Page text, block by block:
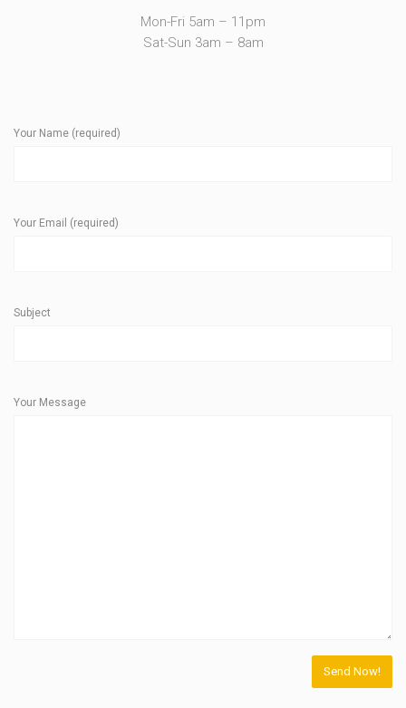
Mon-Fri 5am – 11pm
Sat-Sun 3am – 8am
Your Name (required)
Your Email (required)
Subject
Your Message